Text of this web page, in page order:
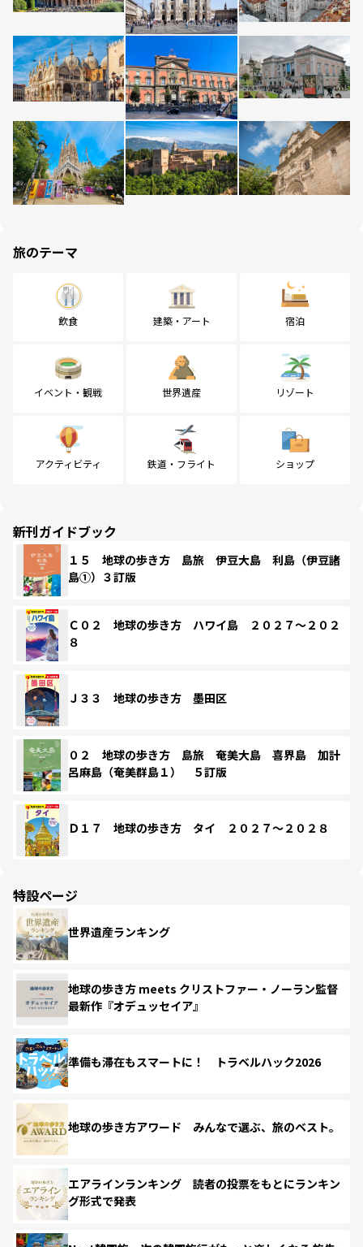
旅のテーマ
飲食 建築・アート 宿泊
イベント・観戦 世界遺産 リゾート
アクティビティ 鉄道・フライト ショップ
新刊ガイドブック
１５ 地球の歩き方 島旅 伊豆大島 利島（伊豆諸
島①）３訂版
Ｃ０２ 地球の歩き方 ハワイ島 ２０２７～２０２
８
Ｊ３３ 地球の歩き方 墨田区
０２ 地球の歩き方 島旅 奄美大島 喜界島 加計
呂麻島（奄美群島１） ５訂版
Ｄ１７ 地球の歩き方 タイ ２０２７～２０２８
特設ページ
世界遺産ランキング
地球の歩き方 meets クリストファー・ノーラン監督
最新作『オデュッセイア』
準備も滞在もスマートに！ トラベルハック2026
地球の歩き方アワード みんなで選ぶ、旅のベスト。
エアラインランキング 読者の投票をもとにランキン
グ形式で発表